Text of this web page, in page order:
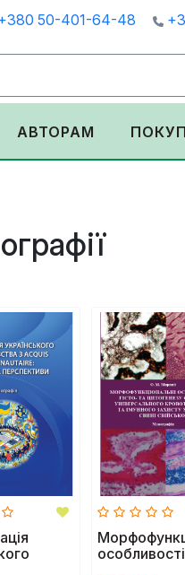
50-401-64-48
АВТОРАМ